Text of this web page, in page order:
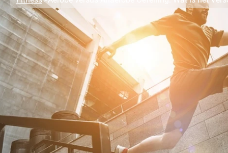
Populaire Zoektermen
”Protein Powder“
”Overnight Oats“
”Vegan protein“
”Collagen“
”Micellar Casein“
PROTEIN